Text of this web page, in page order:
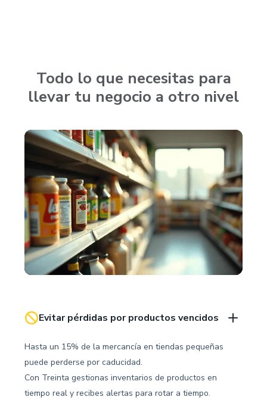
Todo lo que necesitas para
llevar tu negocio a otro nivel
Evitar pérdidas por productos vencidos
Hasta un 15% de la mercancía en tiendas pequeñas
puede perderse por caducidad.
Con Treinta gestionas inventarios de productos en
tiempo real y recibes alertas para rotar a tiempo.